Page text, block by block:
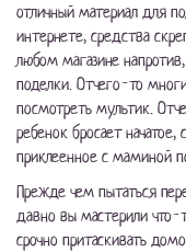
отличный материал для
интернете, средства
любом магазине
поделки. Отчего-то
посмотреть мультик.
ребенок бросает начатое,
приклеенное с маминой
Прежде чем пытаться
давно вы мастерили
срочно притаскивать